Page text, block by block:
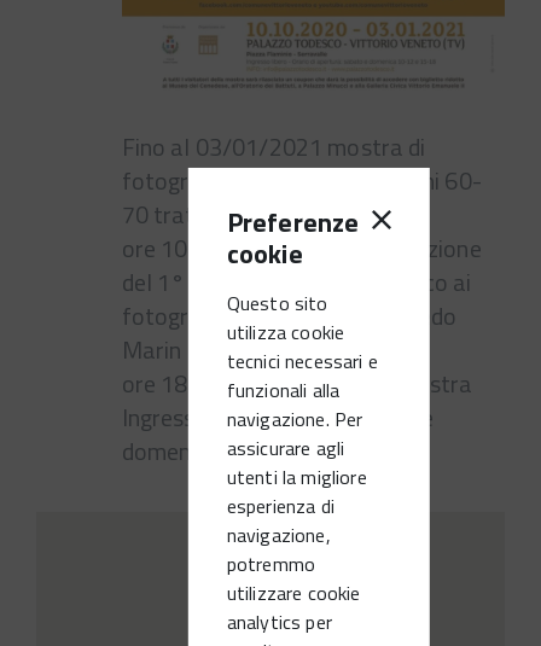
Preferenze
cookie
Questo sito
utilizza cookie
tecnici necessari e
funzionali alla
navigazione. Per
assicurare agli
utenti la migliore
esperienza di
navigazione,
potremmo
utilizzare cookie
analytics per
Fino al 03/01/2021 mostra di
fotografie della città degli anni 60-
70 tratte dall'Archivio Marin.
ore 10.00 cerimonia di intitolazione
del 1° piano di Palazzo Todesco ai
fotografi Giulio Marino e Alfredo
Marin
ore 18 inaugurazione della mostra
Ingresso libero. Orari: sabato e
domenica 10-12 e 15-18.